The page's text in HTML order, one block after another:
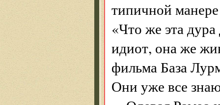
типичной
«Что же эта
идиот, она же
фильма База
Они уже все